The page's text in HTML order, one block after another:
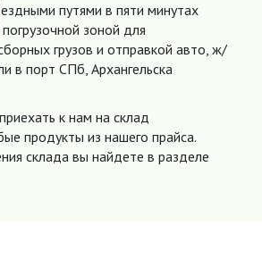
путями в пяти минутах
зоной для
грузов и отправкой авто, ж/
в порт СПб, Архангельска
к нам на склад
продукты из нашего прайса.
склада вы найдете в разделе